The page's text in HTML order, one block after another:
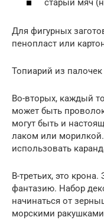
старый мяч
Для фигурных
пенопласт или
Топиарий из
Во-вторых, каждый
может быть
могут быть и
лаком или
использовать
В-третьих, это
фантазию. Набор
начинаться от
морскими